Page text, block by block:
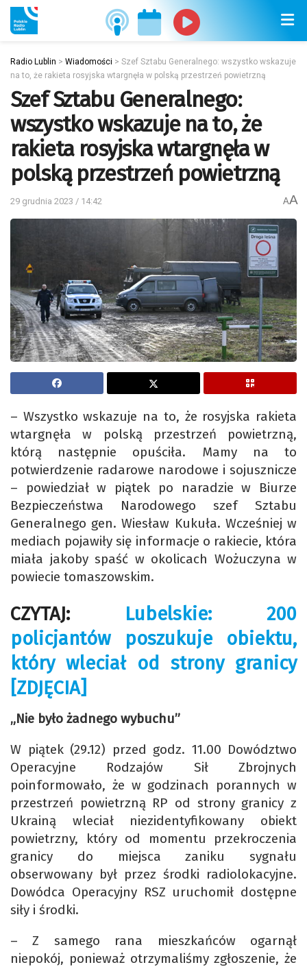
Radio Lublin > Wiadomości > Szef Sztabu Generalnego: wszystko wskazuje
na to, że rakieta rosyjska wtargnęła w polską przestrzeń powietrzną
Szef Sztabu Generalnego:
wszystko wskazuje na to, że
rakieta rosyjska wtargnęła w
polską przestrzeń powietrzną
29 grudnia 2023 / 14:42 AA
– Wszystko wskazuje na to, że rosyjska rakieta
wtargnęła w polską przestrzeń powietrzną,
którą następnie opuściła. Mamy na to
potwierdzenie radarowe narodowe i sojusznicze
– powiedział w piątek po naradzie w Biurze
Bezpieczeństwa Narodowego szef Sztabu
Generalnego gen. Wiesław Kukuła. Wcześniej w
mediach pojawiły się informacje o rakiecie, która
miała jakoby spaść w okolicach Wożuczyna w
powiecie tomaszowskim.
CZYTAJ: Lubelskie: 200
policjantów poszukuje obiektu,
który wleciał od strony granicy
[ZDJĘCIA]
„Nie było żadnego wybuchu”
W piątek (29.12) przed godz. 11.00 Dowództwo
Operacyjne Rodzajów Sił Zbrojnych
poinformowało, że w godzinach porannych w
przestrzeń powietrzną RP od strony granicy z
Ukrainą wleciał niezidentyfikowany obiekt
powietrzny, który od momentu przekroczenia
granicy do miejsca zaniku sygnału
obserwowany był przez środki radiolokacyjne.
Dowódca Operacyjny RSZ uruchomił dostępne
siły i środki.
– Z samego rana mieszkańców ogarnął
niepokój, ponieważ otrzymaliśmy zgłoszenie, że